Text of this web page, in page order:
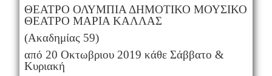
ΘΕΑΤΡΟ ΟΛΥΜΠΙΑ ΔΗΜΟΤΙΚΟ ΜΟΥΣΙΚΟ
ΘΕΑΤΡΟ ΜΑΡΙΑ ΚΑΛΛΑΣ
(Ακαδημίας 59)
από 20 Οκτωβριου 2019 κάθε Σάββατο &
Κυριακή